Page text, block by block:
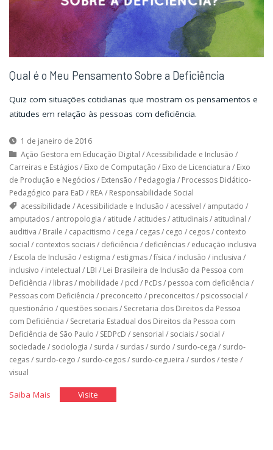
Qual é o Meu Pensamento Sobre a Deficiência
Quiz com situações cotidianas que mostram os pensamentos e
atitudes em relação às pessoas com deficiência.
1 de janeiro de 2016
Ação Gestora em Educação Digital /Acessibilidade e Inclusão /
Carreiras e Estágios/ Eixo de Computação / Eixo de Licenciatura / Eixo
de Produção e Negócios/ Extensão / Pedagogia / Processos Didático-
Pedagógico para EaD / REA/ Responsabilidade Social
acessibilidade /Acessibilidade e Inclusão / acessível / amputado /
amputados/ antropologia / atitude / atitudes/ atitudinais/ atitudinal /
auditiva / Braile / capacitismo / cega / cegas/ cego / cegos/ contexto
social / contextos sociais/ deficiência / deficiências/ educação inclusiva
/ Escola de Inclusão / estigma / estigmas/física / inclusão / inclusiva /
inclusivo / intelectual / LBI / Lei Brasileira de Inclusão da Pessoa com
Deficiência / libras/ mobilidade / pcd / PcDs/ pessoa com deficiência /
Pessoas com Deficiência / preconceito / preconceitos/ psicossocial /
questionário / questões sociais/ Secretaria dos Direitos da Pessoa
com Deficiência / Secretaria Estadual dos Direitos da Pessoa com
Deficiência de São Paulo / SEDPcD / sensorial / sociais/ social /
sociedade / sociologia / surda / surdas/ surdo / surdo-cega / surdo-
cegas/ surdo-cego / surdo-cegos/ surdo-cegueira / surdos/teste /
visual
Saiba Mais"Qual
Visite"Qual